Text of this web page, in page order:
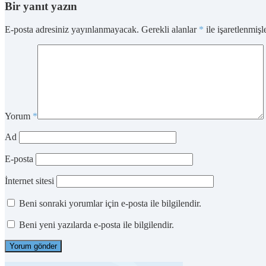
Bir yanıt yazın
E-posta adresiniz yayınlanmayacak. Gerekli alanlar * ile
Yorum *
Ad
E-posta
İnternet sitesi
Beni sonraki yorumlar için e-posta ile bilgilendir.
Beni yeni yazılarda e-posta ile bilgilendir.